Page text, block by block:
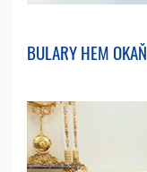
BULARY HEM OKAŇ